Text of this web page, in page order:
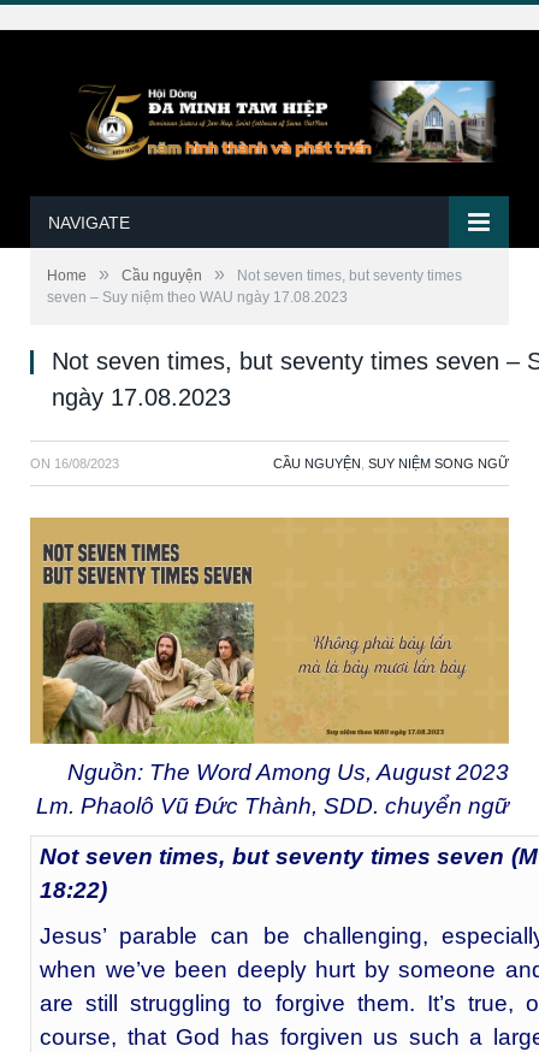
NAVIGATE
Home » Cầu nguyện »
Not seven times, but seventy times
seven – Suy niệm theo WAU ngày 17.08.2023
Not seven times, but seventy times seven –
ngày 17.08.2023
ON 16/08/2023 CẦU NGUYỆN SUY NIỆM SONG NGỮ
Nguồn: The Word Among Us, August 2023
Lm. Phaolô Vũ Đức Thành, SDD. chuyển ngữ
Not seven times, but seventy times seven
18:22)
Jesus’ parable can be challenging,
when we’ve been deeply hurt by someone
are still struggling to forgive them. It’s true,
course, that God has forgiven us such a